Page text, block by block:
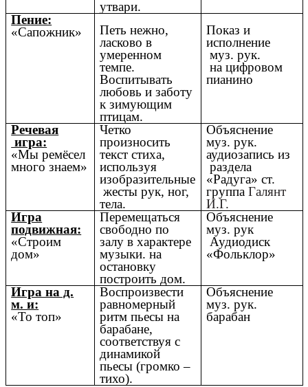
утвари.
Пение:
«Сапожник»
Петь нежно,
ласково в
умеренном
темпе.
Воспитывать
любовь и заботу
к зимующим
птицам.
Показ и
исполнение
муз. рук.
на цифровом
пианино
Речевая
игра:
«Мы ремёсел
много знаем»
Четко
произносить
текст стиха,
используя
изобразительные
жесты рук, ног,
тела.
Объяснение
муз. рук.
аудиозапись из
раздела
«Радуга» ст.
группаГалянт
И.Г.
Игра
подвижная:
«Строим
дом»
Перемещаться
свободно по
залу в характере
музыки. на
остановку
построить дом.
Объяснение
муз. рук
Аудиодиск
«Фольклор»
Игра на д.
м. и:
«То топ»
Воспроизвести
равномерный
ритм пьесы на
барабане,
соответствуя с
динамикой
пьесы (громко –
тихо).
Объяснение
муз. рук.
барабан